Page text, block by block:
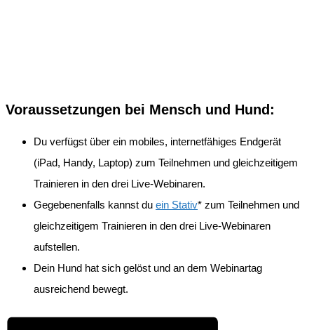
Voraussetzungen bei Mensch und Hund:
Du verfügst über ein mobiles, internetfähiges Endgerät
(iPad, Handy, Laptop) zum Teilnehmen und gleichzeitigem
Trainieren in den drei Live-Webinaren.
Gegebenenfalls kannst du ein Stativ* zum Teilnehmen und
gleichzeitigem Trainieren in den drei Live-Webinaren
aufstellen.
Dein Hund hat sich gelöst und an dem Webinartag
ausreichend bewegt.